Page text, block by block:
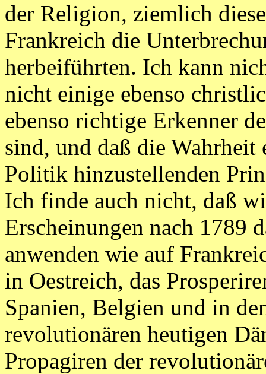
der Religion, ziemlich
Frankreich die
herbeiführten. Ich kann
nicht einige ebenso
ebenso richtige Erkenner
sind, und daß die Wahrheit
Politik hinzustellenden
Ich finde auch nicht, daß
Erscheinungen nach 1789
anwenden wie auf
in Oestreich, das
Spanien, Belgien und in
revolutionären heutigen
Propagiren der